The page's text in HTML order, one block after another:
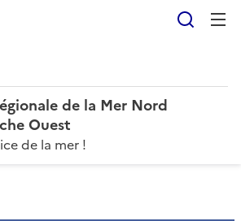
de la Mer Nord
Ouest
de la mer !